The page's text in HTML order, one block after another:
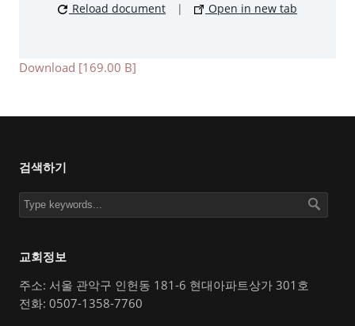
Reload document | Open in new tab
Download [169.00 B]
검색하기
교회정보
주소: 서울 관악구 인헌동 181-6 현대아파트상가 301호
전화: 0507-1358-7760